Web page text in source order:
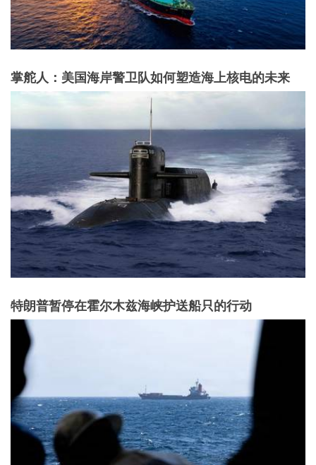
掌舵人：美国海岸警卫队如何塑造海上核电的未来
特朗普暂停在霍尔木兹海峡护送船只的行动